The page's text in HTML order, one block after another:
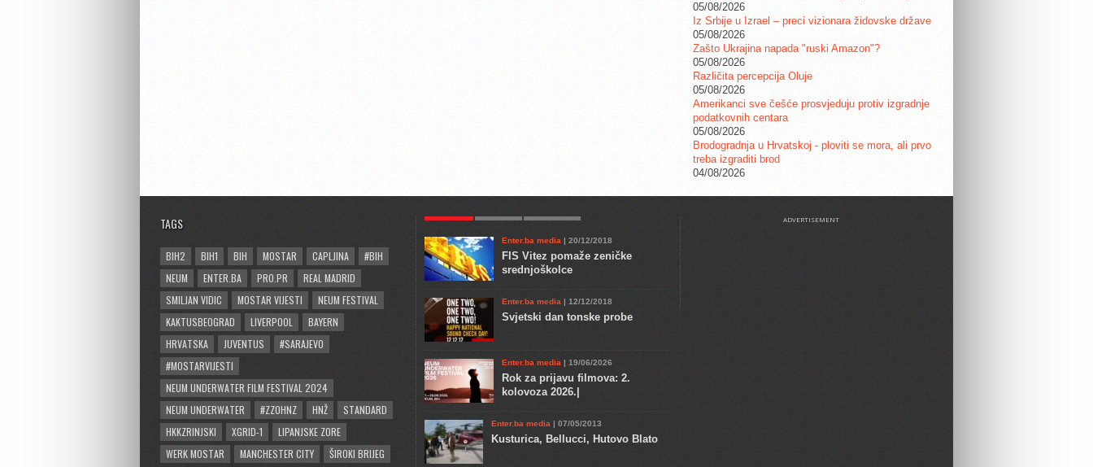
05/08/2026
Iz Srbije u Izrael – preci vizionara židovske države
05/08/2026
Zašto Ukrajina napada "ruski Amazon"?
05/08/2026
Različita percepcija Oluje
05/08/2026
Amerikanci sve češće prosvjeduju protiv izgradnje
podatkovnih centara
05/08/2026
Brodogradnja u Hrvatskoj - ploviti se mora, ali prvo
treba izgraditi brod
04/08/2026
TAGS
BIH2 BIH1 BIH MOSTAR CAPLJINA
#BIH
NEUM
ENTER.BA PRO.PR
REAL MADRID
SMILJAN VIDIC
MOSTAR VIJESTI
NEUM FESTIVAL
KAKTUSBEOGRAD
LIVERPOOL
BAYERN
HRVATSKA
JUVENTUS
#SARAJEVO
#MOSTARVIJESTI
NEUM UNDERWATER FILM FESTIVAL 2024
NEUM UNDERWATER
#ZZOHNZ HNŽ
STANDARD
HKKZRINJSKI
XGRID-1
LIPANJSKE ZORE
WERK MOSTAR
MANCHESTER CITY ŠIROKI BRIJEG
Enter.ba media | 20/12/2018
FIS Vitez pomaže zeničke
srednjoškolce
Enter.ba media | 12/12/2018
Svjetski dan tonske probe
Enter.ba media | 19/06/2026
Rok za prijavu filmova: 2.
kolovoza 2026.|
Enter.ba media | 07/05/2013
Kusturica, Bellucci, Hutovo Blato
ADVERTISEMENT